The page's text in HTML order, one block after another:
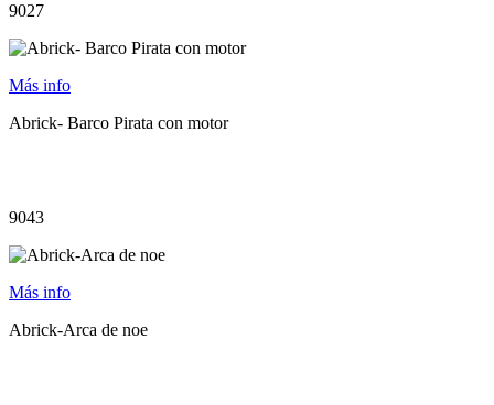
9027
Más info
Abrick- Barco Pirata con motor
9043
Más info
Abrick-Arca de noe